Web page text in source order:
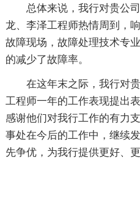
总体来说，我行对贵公
龙、李泽工程师热情周到，
故障现场，故障处理技术专
的减少了故障率。
在这年末之际，我行对
工程师一年的工作表现提出
感谢他们对我行工作的有力
事处在今后的工作中，继续
先争优，为我行提供更好、